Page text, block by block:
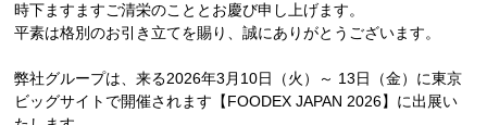
時下ますますご清栄のこととお慶び申し上げます。
平素は格別のお引き立てを賜り、誠にありがとうございます。
弊社グループは、来る2026年3月10日（火）～ 13日（金）に東京
ビッグサイトで開催されます【FOODEX JAPAN 2026】に出展い